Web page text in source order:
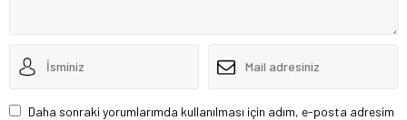
Daha sonraki yorumlarımda kullanılması için adım, e-posta adresim